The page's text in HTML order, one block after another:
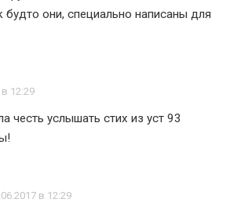
будто они, специально написаны для
12:29
честь услышать стих из уст 93
в 12:29